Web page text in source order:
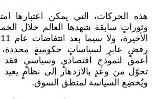
هذه الحركات، التي يمكن اعتبارها
وثوراتٍ سابقة شهدها العالم خلال
رفضٍ عابرٍ لسياساتٍ حكوميةٍ
أعمق لنموذجٍ اقتصاديٍ وسياسيٍ فقد
تحوّل من وعدٍ بالازدهار إلى نظامٍ يعيد
ويُخضِع السياسة لمنطق السوق.